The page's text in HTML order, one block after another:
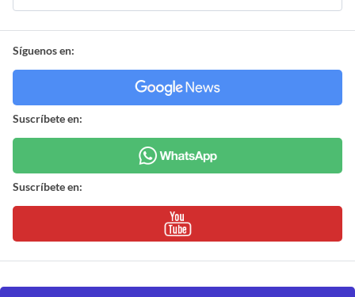
Síguenos en:
Suscríbete en:
Suscríbete en: